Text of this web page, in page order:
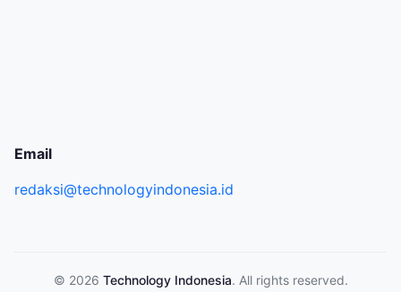
Email
redaksi@technologyindonesia.id
© 2026 Technology Indonesia. All rights reserved.